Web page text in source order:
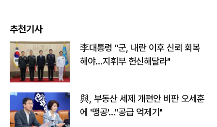
추천기사
李대통령 "군, 내란 이후 신뢰 회복
해야…지휘부 헌신해달라"
與, 부동산 세제 개편안 비판 오세훈
에 '맹공'…"공급 억제기"